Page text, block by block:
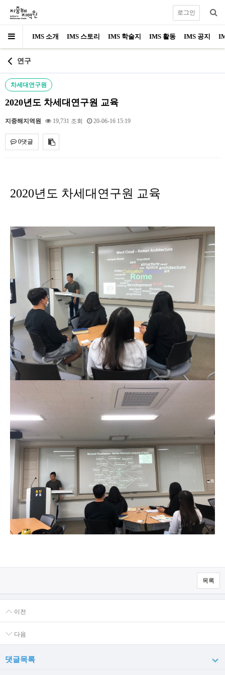
IMS 소개 IMS 스토리 IMS 학술지 IMS 활동 IMS 공지
로그인
연구
차세대연구원
2020년도 차세대연구원 교육
지중해지역원 19,731 조회 20-06-16 15:19
0댓글
2020년도 차세대연구원 교육
목록
이전
다음
댓글목록